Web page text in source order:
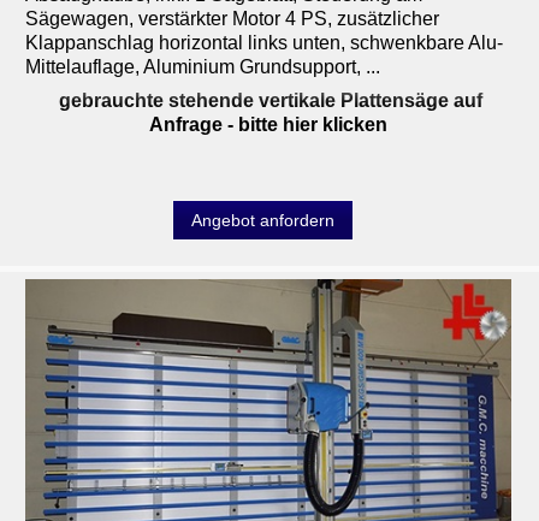
Sägewagen, verstärkter Motor 4 PS, zusätzlicher
Klappanschlag horizontal links unten, schwenkbare Alu-
Mittelauflage, Aluminium Grundsupport, ...
gebrauchte stehende vertikale Plattensäge auf
Anfrage - bitte hier klicken
Angebot anfordern